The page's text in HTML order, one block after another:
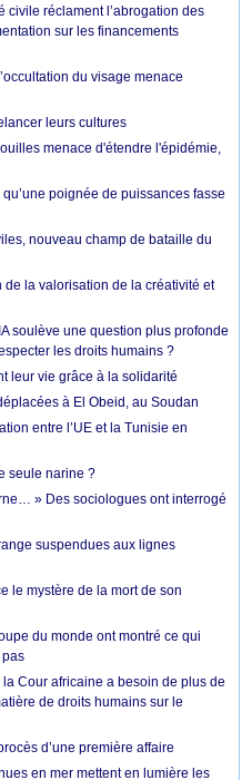
civile réclament l’abrogation des
sur les financements
du visage menace
leurs cultures
menace d'étendre l'épidémie,
poignée de puissances fasse
nouveau champ de bataille du
la valorisation de la créativité et
soulève une question plus profonde
les droits humains ?
leur vie grâce à la solidarité
à El Obeid, au Soudan
entre l’UE et la Tunisie en
seule narine ?
» Des sociologues ont interrogé
suspendues aux lignes
le mystère de la mort de son
du monde ont montré ce qui
Cour africaine a besoin de plus de
de droits humains sur le
d’une première affaire
en mer mettent en lumière les